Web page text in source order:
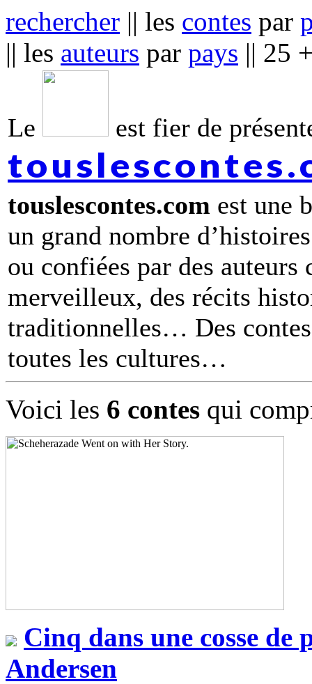
rechercher || les contes par
|| les auteurs par pays || 25
Le est fier de
touslescontes.com est une
un grand nombre
ou confiées par des
merveilleux, des récits
traditionnelles… Des
toutes les cultures
Voici les 6 contes qui
Cinq dans une cosse de
Andersen